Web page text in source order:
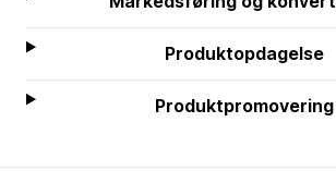
Produktopdagelse
Produktpromovering